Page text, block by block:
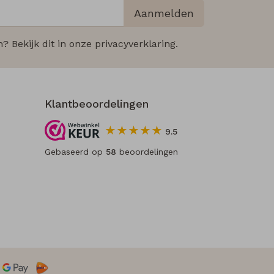
Aanmelden
Bekijk dit in onze privacyverklaring.
Klantbeoordelingen
9.5
Gebaseerd op 58 beoordelingen